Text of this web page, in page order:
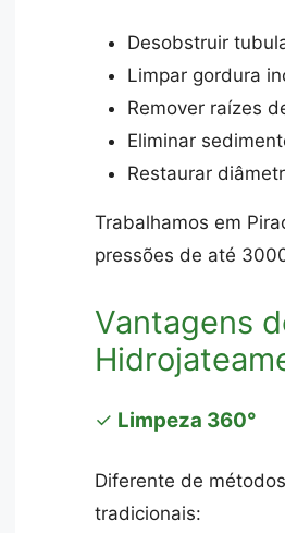
Desobstruir
Limpar gordura
Remover raízes
Eliminar
Restaurar
Trabalhamos em
pressões de até
Vantagens
✓ Limpeza 360°
Diferente de métodos
tradicionais: